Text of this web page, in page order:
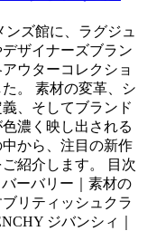
ズ館に、ラグジュ
ザイナーズブラン
アウターコレクショ
。 素材の変革、シ
、そしてブランド
濃く映し出される
から、注目の新作
紹介します。 目次
ーバリー｜素材の
リティッシュクラ
ジバンシィ｜